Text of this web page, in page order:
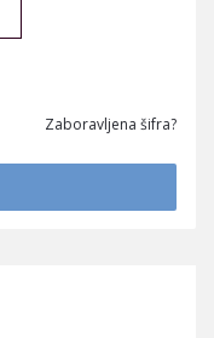
Zaboravljena šifra?